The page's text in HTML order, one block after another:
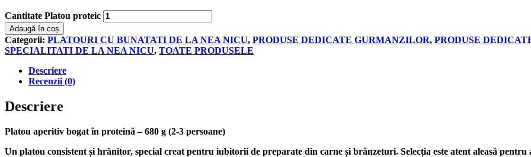
Cantitate Platou proteic
Adaugă în coș
Categorii: PLATOURI CU BUNATATI DE LA NEA NICU, PRODUSE DEDICATE GURMANZILOR, PRODUSE
SPECIALITATI DE LA NEA NICU, TOATE PRODUSELE
Descriere
Recenzii (0)
Descriere
Platou aperitiv bogat în proteină – 680 g (2-3 persoane)
Un platou consistent și hrănitor, special creat pentru iubitorii de preparate din carne și brânzeturi. Selecția este atent aleasă